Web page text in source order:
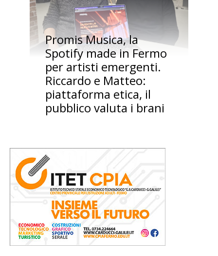
Promis Musica, la
Spotify made in Fermo
per artisti emergenti.
Riccardo e Matteo:
piattaforma etica, il
pubblico valuta i brani